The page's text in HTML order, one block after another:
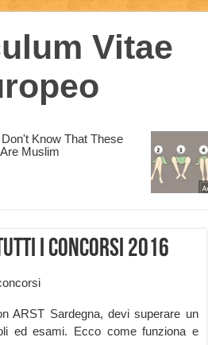
i concorsi 2016
ARST Sardegna, devi superare un
ed esami. Ecco come funziona e